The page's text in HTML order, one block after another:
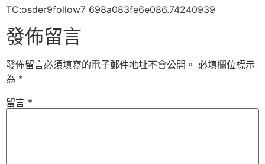
TC:osder9follow7 698a083fe6e086.74240939
發佈留言
發佈留言必須填寫的電子郵件地址不會公開。 必填欄位標示
為 *
留言 *